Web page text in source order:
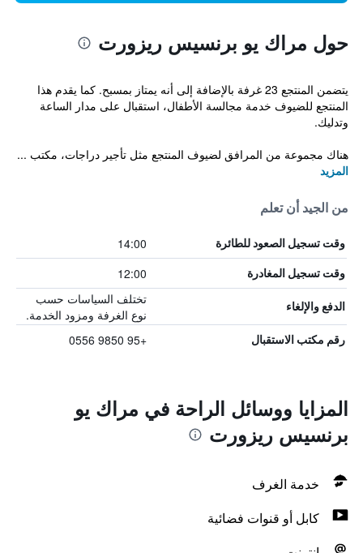
حول مراك يو برنسيس ريزورت
يتضمن المنتجع 23 غرفة بالإضافة إلى أنه يمتاز بمسبح. كما يقدم هذا
المنتجع للضيوف خدمة مجالسة الأطفال، استقبال على مدار الساعة
وتدليك.
هناك مجموعة من المرافق لضيوف المنتجع مثل تأجير دراجات، مكتب ...
المزيد
من الجيد أن تعلم
وقت تسجيل الصعود للطائرة 14:00
وقت تسجيل المغادرة 12:00
الدفع والإلغاء
تختلف السياسات حسب
نوع الغرفة ومزود الخدمة.
رقم مكتب الاستقبال +95 9850 0556
المزايا ووسائل الراحة في مراك يو
برنسيس ريزورت
خدمة الغرف
كابل أو قنوات فضائية